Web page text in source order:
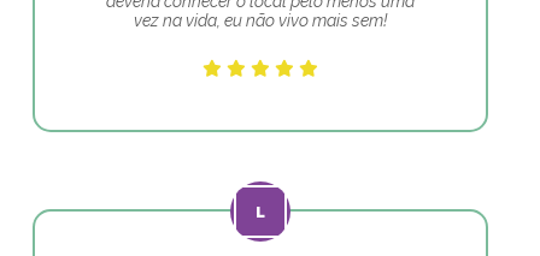
vez na vida, eu não vivo mais sem!